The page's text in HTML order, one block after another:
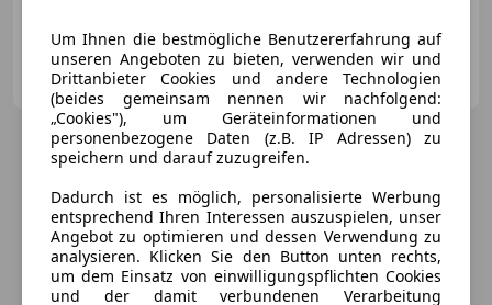
MB Premium Cars e. U.
AT-4922 Geiersberg
Um Ihnen die bestmögliche Benutzererfahrung auf
unseren Angeboten zu bieten, verwenden wir und
Drittanbieter Cookies und andere Technologien
(beides gemeinsam nennen wir nachfolgend:
„Cookies"), um Geräteinformationen und
personenbezogene Daten (z.B. IP Adressen) zu
speichern und darauf zuzugreifen.
Dadurch ist es möglich, personalisierte Werbung
entsprechend Ihren Interessen auszuspielen, unser
Angebot zu optimieren und dessen Verwendung zu
analysieren. Klicken Sie den Button unten rechts,
um dem Einsatz von einwilligungspflichten Cookies
und der damit verbundenen Verarbeitung